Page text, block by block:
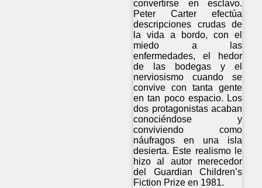
convertirse en esclavo.
Peter Carter efectúa
descripciones crudas de
la vida a bordo, con el
miedo a las
enfermedades, el hedor
de las bodegas y el
nerviosismo cuando se
convive con tanta gente
en tan poco espacio. Los
dos protagonistas acaban
conociéndose y
conviviendo como
náufragos en una isla
desierta. Este realismo le
hizo al autor merecedor
del Guardian Children’s
Fiction Prize en 1981.